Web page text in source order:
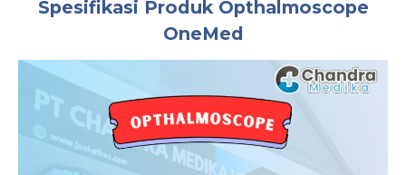
Spesifikasi Produk Opthalmoscope
OneMed